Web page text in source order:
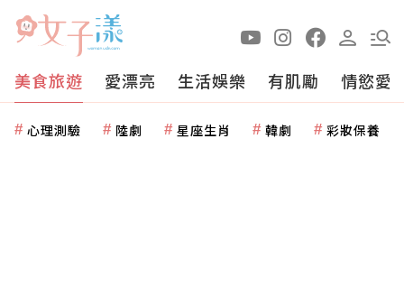
美食旅遊 愛漂亮 生活娛樂 有肌勵 情慾愛
心理測驗 陸劇 星座生肖 韓劇 彩妝保養